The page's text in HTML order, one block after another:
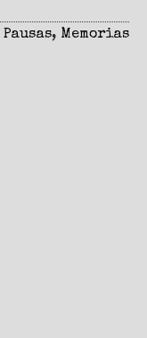
Pausas, Memorias